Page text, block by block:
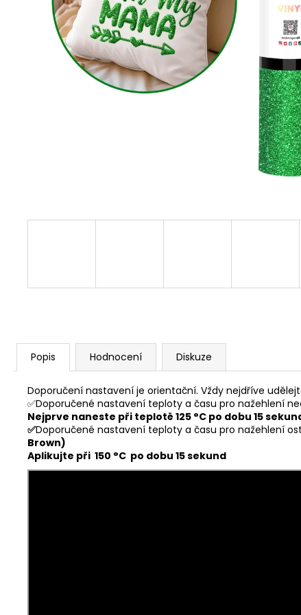
Popis Hodnocení Diskuze
Doporučení nastavení je orientační. Vždy nejdříve
✅Doporučené nastavení teploty a času pro nažehlení
Nejprve naneste při teplotě 125 °C po dobu 15
✅Doporučené nastavení teploty a času pro nažehlení
Brown)
Aplikujte při 150 °C po dobu 15 sekund